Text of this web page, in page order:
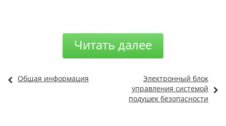
Читать далее
Общая информация
Электронный блок
управления системой
подушек безопасности